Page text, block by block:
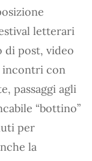
letterari
di post, video
incontri con
passaggi agli
“bottino”
per
la